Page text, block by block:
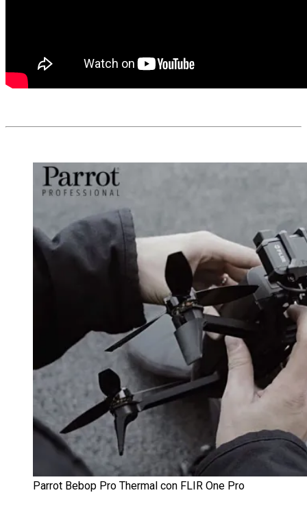
Parrot Bebop Pro Thermal con FLIR One Pro